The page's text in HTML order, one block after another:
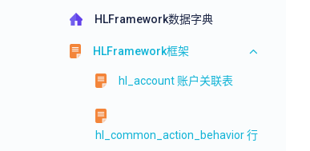
HLFramework数据字典
HLFramework框架
hl_account 账户关联表
hl_common_action_behavior 行